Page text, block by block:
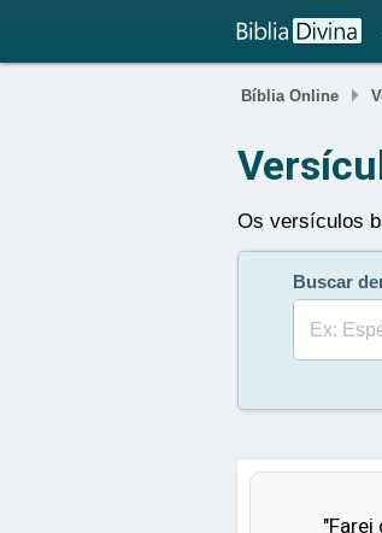
Bíblia Online 
Os versículos
Buscar
Buscar
"Farei